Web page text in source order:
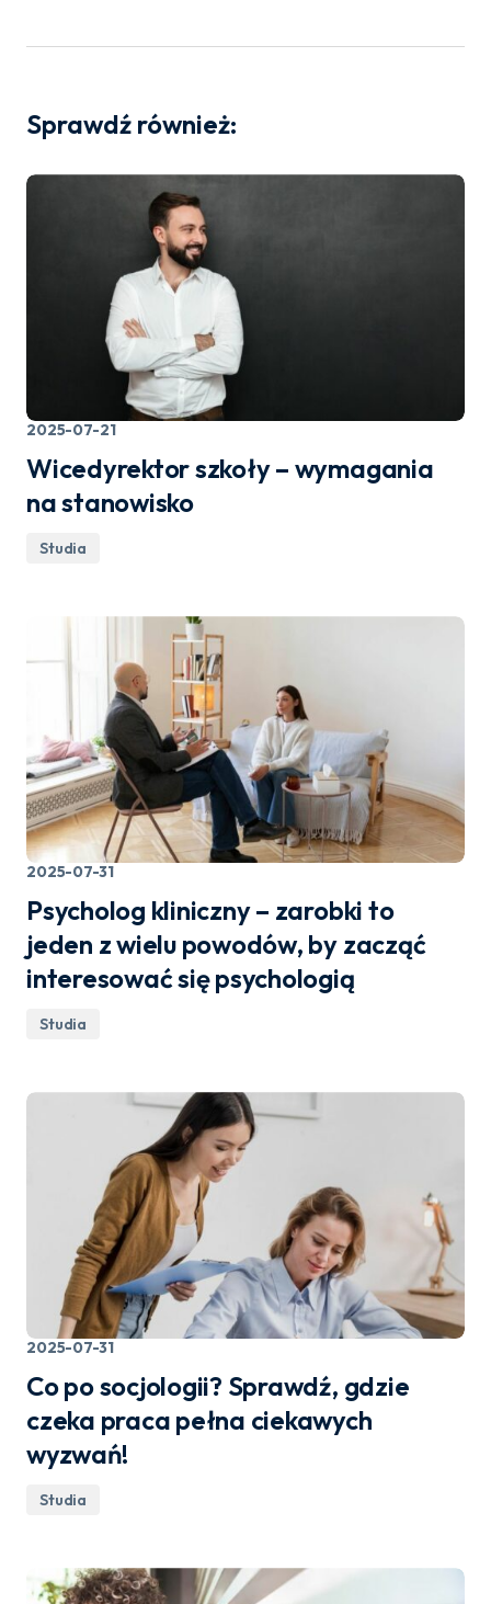
Sprawdź również:
2025-07-21
Wicedyrektor szkoły – wymagania
na stanowisko
Studia
2025-07-31
Psycholog kliniczny – zarobki to
jeden z wielu powodów, by zacząć
interesować się psychologią
Studia
2025-07-31
Co po socjologii? Sprawdź, gdzie
czeka praca pełna ciekawych
wyzwań!
Studia